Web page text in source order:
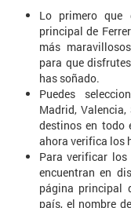
Lo primero que
principal de
más
para que
has soñado.
Puedes
Madrid,
destinos en todo
ahora verifica los
Para verificar
encuentran en
página principal
país, el nombre